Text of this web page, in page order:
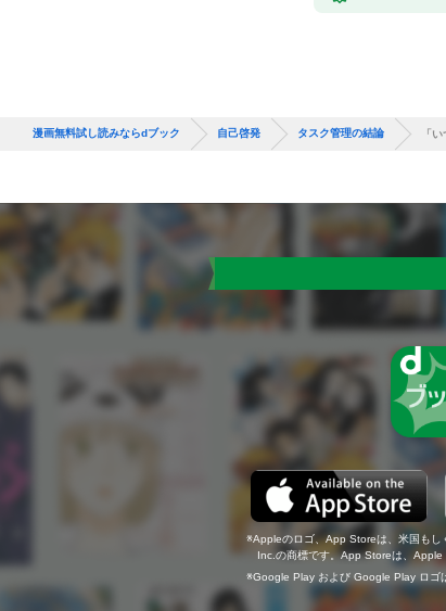
漫画無料試し読みならdブック 自己啓発 タスク管理の結論 「
Appleのロゴ、App Storeは、米国もし
Inc.の商標です。App Storeは、Apple
Google Play および Google Play ロゴ